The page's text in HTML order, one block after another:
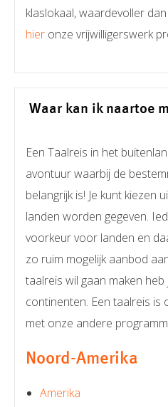
klaslokaal, waardevoller
hier onze vrijwilligerswerk
Waar kan ik naartoe
Een Taalreis in het
avontuur waarbij de
belangrijk is! Je kunt kiezen
landen worden gegeven.
voorkeur voor landen en
zo ruim mogelijk aanbod
taalreis wil gaan maken
continenten. Een taalreis is
met onze andere
Noord-Amerika
Amerika